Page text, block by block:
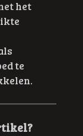
het
te